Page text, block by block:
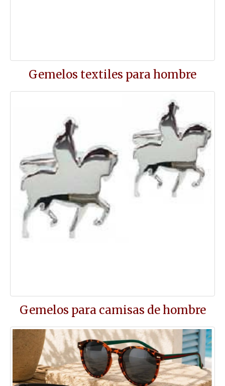
Gemelos textiles para hombre
Gemelos para camisas de hombre